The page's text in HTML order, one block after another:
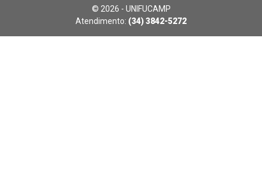
© 2026 - UNIFUCAMP
Atendimento: (34) 3842-5272